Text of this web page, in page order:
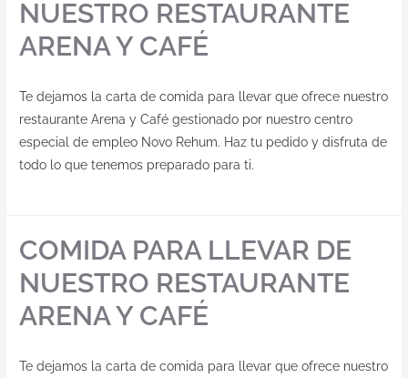
NUESTRO RESTAURANTE
ARENA Y CAFÉ
Te dejamos la carta de comida para llevar que ofrece nuestro
restaurante Arena y Café gestionado por nuestro centro
especial de empleo Novo Rehum. Haz tu pedido y disfruta de
todo lo que tenemos preparado para ti.
COMIDA PARA LLEVAR DE
NUESTRO RESTAURANTE
ARENA Y CAFÉ
Te dejamos la carta de comida para llevar que ofrece nuestro